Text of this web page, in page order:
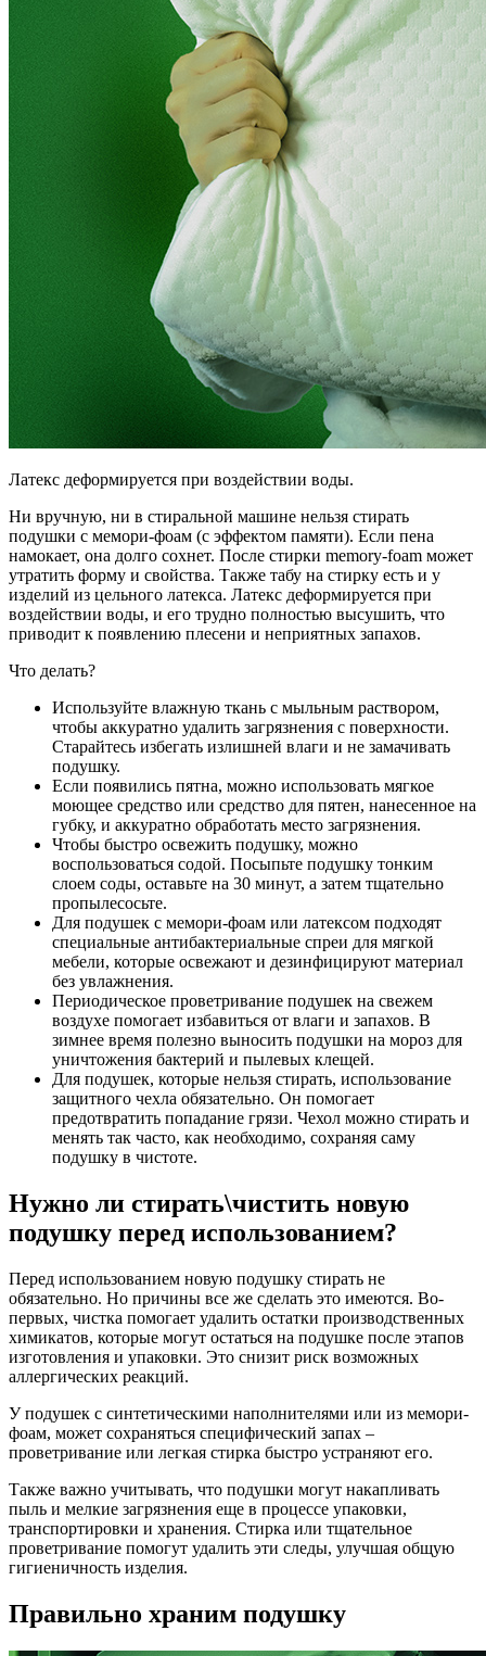
Латекс деформируется при воздействии воды.
Ни вручную, ни в стиральной машине нельзя стирать
подушки с мемори-фоам (с эффектом памяти). Если пена
намокает, она долго сохнет. После стирки memory-foam может
утратить форму и свойства. Также табу на стирку есть и у
изделий из цельного латекса. Латекс деформируется при
воздействии воды, и его трудно полностью высушить, что
приводит к появлению плесени и неприятных запахов.
Что делать?
Используйте влажную ткань с мыльным раствором,
чтобы аккуратно удалить загрязнения с поверхности.
Старайтесь избегать излишней влаги и не замачивать
подушку.
Если появились пятна, можно использовать мягкое
моющее средство или средство для пятен, нанесенное на
губку, и аккуратно обработать место загрязнения.
Чтобы быстро освежить подушку, можно
воспользоваться содой. Посыпьте подушку тонким
слоем соды, оставьте на 30 минут, а затем тщательно
пропылесосьте.
Для подушек с мемори-фоам или латексом подходят
специальные антибактериальные спреи для мягкой
мебели, которые освежают и дезинфицируют материал
без увлажнения.
Периодическое проветривание подушек на свежем
воздухе помогает избавиться от влаги и запахов. В
зимнее время полезно выносить подушки на мороз для
уничтожения бактерий и пылевых клещей.
Для подушек, которые нельзя стирать, использование
защитного чехла обязательно. Он помогает
предотвратить попадание грязи. Чехол можно стирать и
менять так часто, как необходимо, сохраняя саму
подушку в чистоте.
Нужно ли стирать\чистить новую
подушку перед использованием?
Перед использованием новую подушку стирать не
обязательно. Но причины все же сделать это имеются. Во-
первых, чистка помогает удалить остатки производственных
химикатов, которые могут остаться на подушке после этапов
изготовления и упаковки. Это снизит риск возможных
аллергических реакций.
У подушек с синтетическими наполнителями или из мемори-
фоам, может сохраняться специфический запах –
проветривание или легкая стирка быстро устраняют его.
Также важно учитывать, что подушки могут накапливать
пыль и мелкие загрязнения еще в процессе упаковки,
транспортировки и хранения. Стирка или тщательное
проветривание помогут удалить эти следы, улучшая общую
гигиеничность изделия.
Правильно храним подушку